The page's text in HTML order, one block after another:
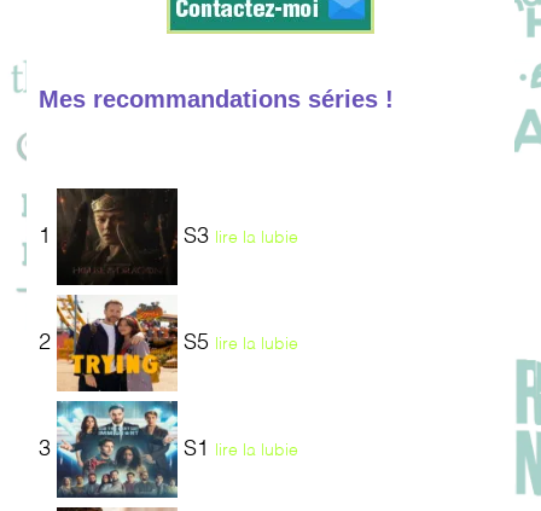
Mes recommandations séries !
1 S3 lire la lubie
2 S5 lire la lubie
3 S1 lire la lubie